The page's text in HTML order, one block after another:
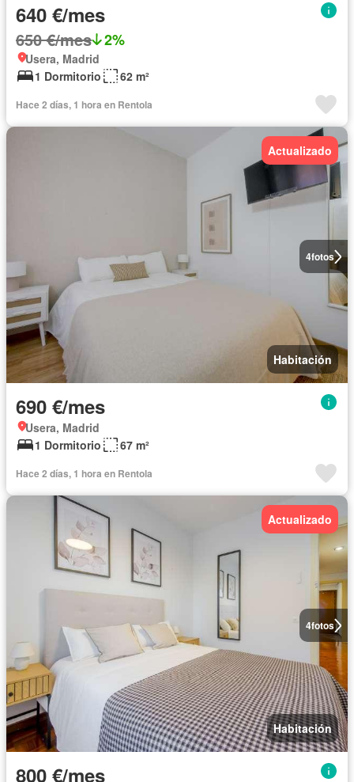
640 €/mes
650 €/mes 2%
Usera, Madrid
1 Dormitorio
62 m²
Hace 2 días, 1 hora en Rentola
4fotos
Actualizado
Habitación
690 €/mes
Usera, Madrid
1 Dormitorio
67 m²
Hace 2 días, 1 hora en Rentola
4fotos
Actualizado
Habitación
800 €/mes